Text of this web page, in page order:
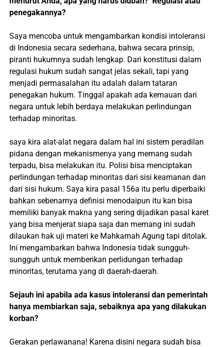
penegakannya?
Saya mencoba untuk mengambarkan kondisi intoleransi
di Indonesia secara sederhana, bahwa secara prinsip,
piranti hukumnya sudah lengkap. Dari konstitusi dalam
regulasi hukum sudah sangat jelas sekali, tapi yang
menjadi permasalahan itu adalah dalam tataran
penegakan hukum. Tinggal apakah ada kemauan dari
negara untuk lebih berdaya melakukan perlindungan
terhadap minoritas.
saya kira alat-alat negara dalam hal ini sistem peradilan
pidana dengan mekanismenya yang memang sudah
terpadu, bisa melakukan itu. Polisi bisa menciptakan
perlindungan terhadap minoritas dari sisi keamanan dan
dari sisi hukum. Saya kira pasal 156a itu perlu diperbaiki
bahkan sebenarnya definisi menodaipun itu kan bisa
memiliki banyak makna yang sering dijadikan pasal karet
yang bisa menjerat siapa saja dan memang ini sudah
dilaukan hak uji materi ke Mahkamah Agung tapi ditolak.
Ini mengambarkan bahwa Indonesia tidak sungguh-
sungguh untuk memberikan perlidungan terhadap
minoritas, terutama yang di daerah-daerah.
Sejauh ini apabila ada kasus intoleransi dan pemerintah
hanya membiarkan saja, sebaiknya apa yang dilakukan
korban?
Gerakan perlawanana! Karena disini negara sudah bisa